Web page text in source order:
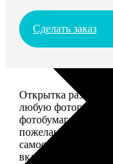
Сделать заказ
Открытка
любую
фотобумаге
пожелание, мы его
самостоятельно
включена в